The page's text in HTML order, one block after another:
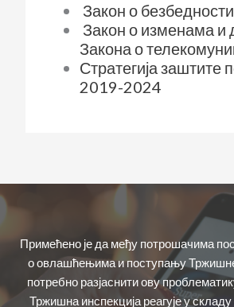
Закон о
Закон о изменама и
Закона о
Стратегија заштите
2019-2024
Примећено је да међу потрошачима
о овлашћењима и поступању Тржишне
потребно разјаснити ову
Тржишна инспекција реагује у